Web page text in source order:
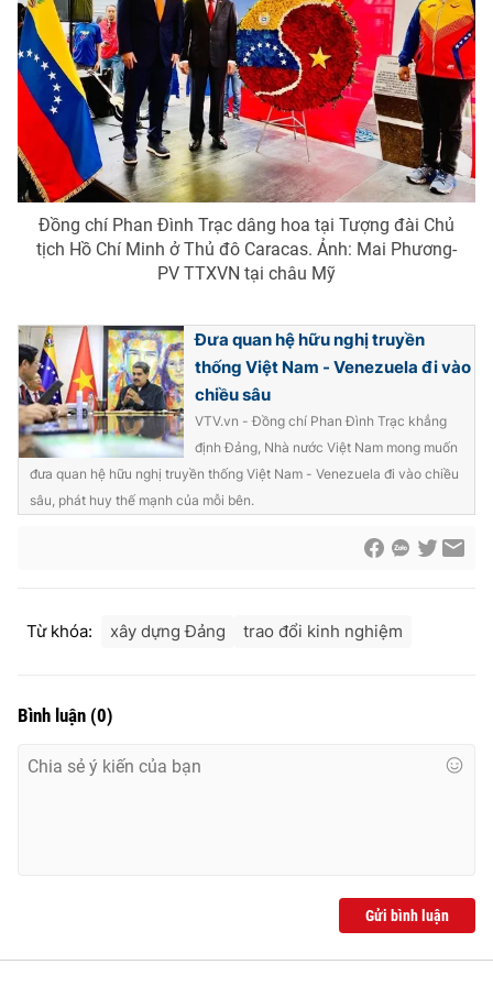
® Cấm sao chép dưới mọi hình thức nếu không có sự chấp
thuận bằng văn bản. Ghi rõ nguồn VTV.vn khi phát hành lại
thông tin từ website này.
Đồng chí Phan Đình Trạc dâng hoa tại Tượng đài Chủ
tịch Hồ Chí Minh ở Thủ đô Caracas. Ảnh: Mai Phương-
PV TTXVN tại châu Mỹ
Đưa quan hệ hữu nghị truyền
thống Việt Nam - Venezuela đi vào
chiều sâu
VTV.vn - Đồng chí Phan Đình Trạc khẳng
định Đảng, Nhà nước Việt Nam mong muốn
đưa quan hệ hữu nghị truyền thống Việt Nam - Venezuela đi vào chiều
sâu, phát huy thế mạnh của mỗi bên.
Từ khóa: xây dựng Đảng trao đổi kinh nghiệm
Bình luận (0)
Gửi bình luận